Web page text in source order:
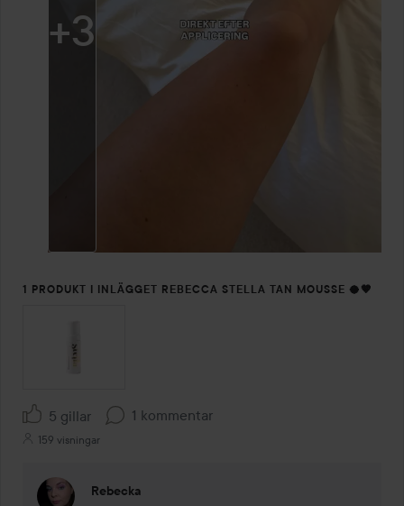
+3
1 PRODUKT I INLÄGGET REBECCA STELLA TAN MOUSSE 🥥🤎
5 gillar 1 kommentar
159 visningar
Rebecka